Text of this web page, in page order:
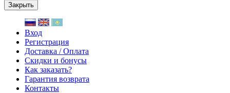
Закрыть
Вход
Регистрация
Доставка / Оплата
Скидки и бонусы
Как заказать?
Гарантия возврата
Контакты